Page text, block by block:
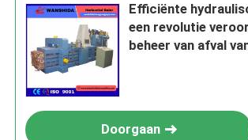
Efficiënte
een revolutie
beheer van afval
Doorgaan